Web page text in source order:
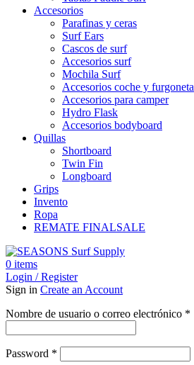
Accesorios
Parafinas y ceras
Surf Ears
Cascos de surf
Accesorios surf
Mochila Surf
Accesorios coche y furgoneta
Accesorios para camper
Hydro Flask
Accesorios bodyboard
Quillas
Shortboard
Twin Fin
Longboard
Grips
Invento
Ropa
REMATE FINALSALE
0 items
Login / Register
Sign in Create an Account
Nombre de usuario o correo electrónico *
Password *